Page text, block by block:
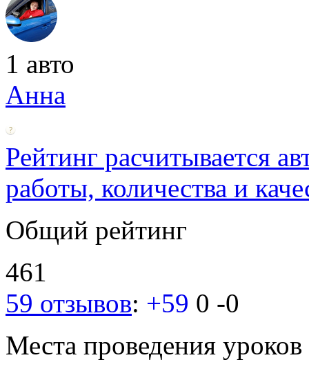
1 авто
Анна
Рейтинг расчитывается
работы, количества и
Общий рейтинг
461
59 отзывов: +59 0 -0
Места проведения уроков